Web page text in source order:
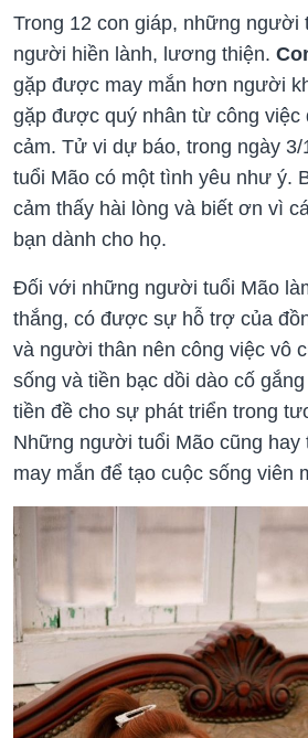
Trong 12 con giáp, những người
người hiền lành, lương thiện.
gặp được may mắn hơn người
gặp được quý nhân từ công việc
cảm. Tử vi dự báo, trong ngày 3/
tuổi Mão có một tình yêu như ý.
cảm thấy hài lòng và biết ơn vì
bạn dành cho họ.
Đối với những người tuổi Mão
thắng, có được sự hỗ trợ của
và người thân nên công việc vô
sống và tiền bạc dồi dào cố
tiền đề cho sự phát triển trong
Những người tuổi Mão cũng hay
may mắn để tạo cuộc sống viên